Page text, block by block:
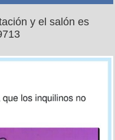
y el salón es